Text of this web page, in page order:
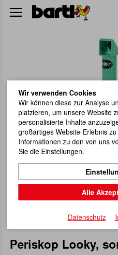
Periskop Looky,
Wir verwenden Cookies
Wir können diese zur Analyse
platzieren, um unsere Website
personalisierte Inhalte
großartiges Website-Erlebnis
Informationen zu den von uns
Sie die Einstellungen.
Alle
Datenschutz